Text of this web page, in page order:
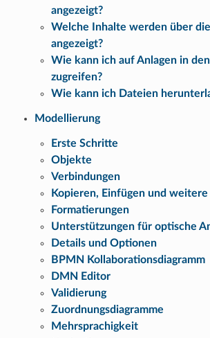
angezeigt?
Welche Inhalte werden über
angezeigt?
Wie kann ich auf Anlagen in
zugreifen?
Wie kann ich Dateien
Modellierung
Erste Schritte
Objekte
Verbindungen
Kopieren, Einfügen und
Formatierungen
Unterstützungen für optische
Details und Optionen
BPMN Kollaborationsdiagramm
DMN Editor
Validierung
Zuordnungsdiagramme
Mehrsprachigkeit